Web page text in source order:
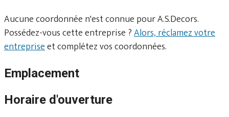
Aucune coordonnée n'est connue pour A.S.Decors.
Possédez-vous cette entreprise ?Alors, réclamez votre
entrepriseet complétez vos coordonnées.
Emplacement
Horaire d'ouverture